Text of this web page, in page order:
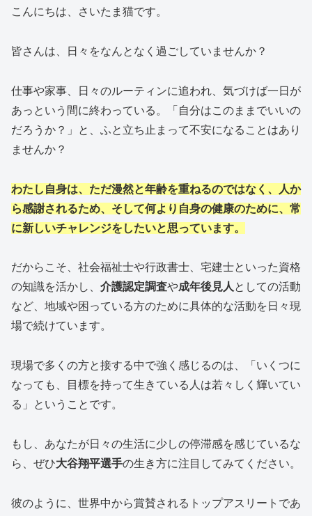
こんにちは、さいたま猫です。
皆さんは、日々をなんとなく過ごしていませんか？
仕事や家事、日々のルーティンに追われ、気づけば一日が
あっという間に終わっている。「自分はこのままでいいの
だろうか？」と、ふと立ち止まって不安になることはあり
ませんか？
わたし自身は、ただ漫然と年齢を重ねるのではなく、人か
ら感謝されるため、そして何より自身の健康のために、常
に新しいチャレンジをしたいと思っています。
だからこそ、社会福祉士や行政書士、宅建士といった資格
の知識を活かし、 介護認定調査や成年後見人 としての活動
など、地域や困っている方のために具体的な活動を日々現
場で続けています。
現場で多くの方と接する中で強く感じるのは、「いくつに
なっても、目標を持って生きている人は若々しく輝いてい
る」ということです。
もし、あなたが日々の生活に少しの停滞感を感じているな
ら、ぜひ大谷翔平選手の生き方に注目してみてください。
彼のように、世界中から賞賛されるトップアスリートであ